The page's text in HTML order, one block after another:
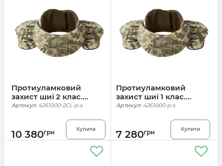
Протиуламковий
захист шиї 2 клас.
Піксель
Артикул:4261000-2CL-p-s
10 380грн Купити
Протиуламковий
захист шиї 1 клас.
Піксель
Артикул:4261000-p-s
7 280грн Купити